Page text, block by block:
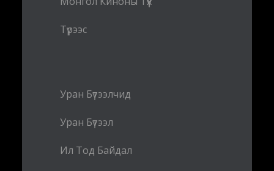
Түрээс
Уран Бүтээлчид
Уран Бүтээл
Ил Тод Байдал